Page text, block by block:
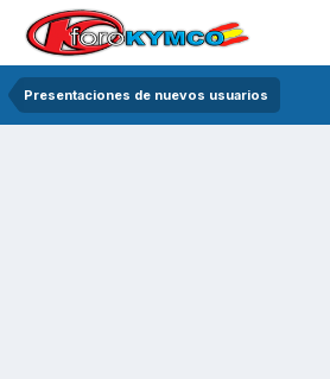
Presentaciones de nuevos usuarios